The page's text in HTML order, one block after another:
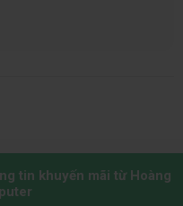
tin khuyến mãi từ Hoàng